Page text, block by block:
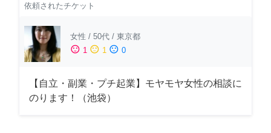
依頼されたチケット
女性 / 50代 / 東京都
sentiment_satisfied 1 sentiment_neutral 1 sentiment_dissatisfied 0
【自立・副業・プチ起業】モヤモヤ女性の相談に
のります！（池袋）